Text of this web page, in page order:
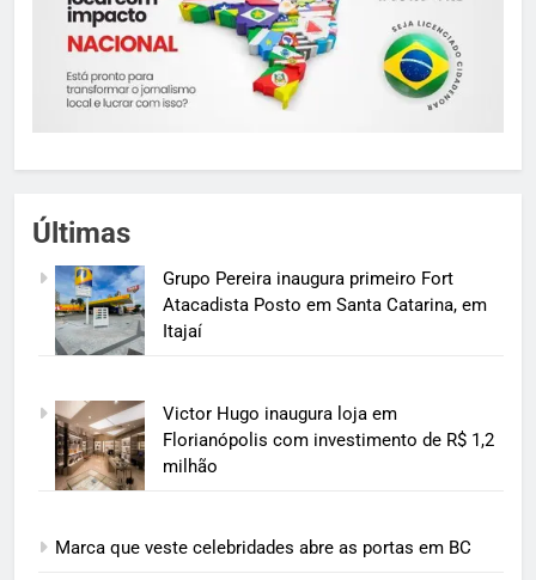
Últimas
Grupo Pereira inaugura primeiro Fort
Atacadista Posto em Santa Catarina, em
Itajaí
Victor Hugo inaugura loja em
Florianópolis com investimento de R$ 1,2
milhão
Marca que veste celebridades abre as portas em BC